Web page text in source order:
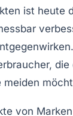
ist heute
von